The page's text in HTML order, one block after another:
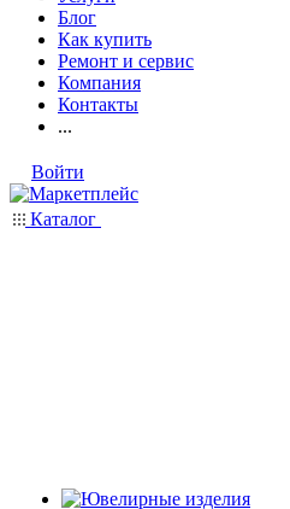
Блог
Как купить
Ремонт и сервис
Компания
Контакты
...
Войти
Каталог